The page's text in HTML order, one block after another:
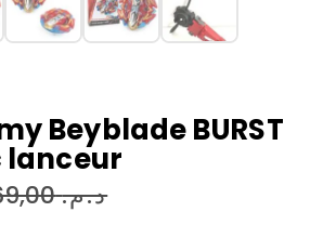
Beyblade BURST
lanceur
د.م.69,00